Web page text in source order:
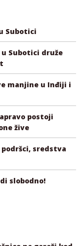
Subotici
u Subotici druže
manjine u Inđiji i
postoji
žive
sredstva
slobodno!